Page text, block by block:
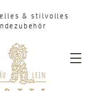
& stilvolles